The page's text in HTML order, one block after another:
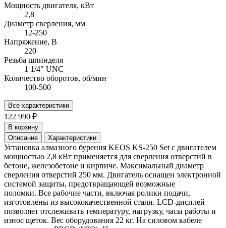
Мощность двигателя, кВт
2,8
Диаметр сверления, мм
12-250
Напряжение, В
220
Резьба шпинделя
1 1/4" UNC
Количество оборотов, об/мин
100-500
Все характеристики
122 990 ₽
В корзину
Описание
Характеристики
Установка алмазного бурения KEOS KS-250 Set с двигателем
мощностью 2,8 кВт применяется для сверления отверстий в
бетоне, железобетоне и кирпиче. Максимальный диаметр
сверления отверстий 250 мм. Двигатель оснащен электронной
системой защиты, предотвращающей возможные
поломки. Все рабочие части, включая ролики подачи,
изготовлены из высококачественной стали. LCD-дисплей
позволяет отслеживать температуру, нагрузку, часы работы и
износ щеток. Вес оборудования 22 кг. На силовом кабеле